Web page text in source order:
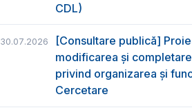
CDL)
30.07.2026
[Consultare publică]
modificarea și
privind organizarea şi
Cercetare